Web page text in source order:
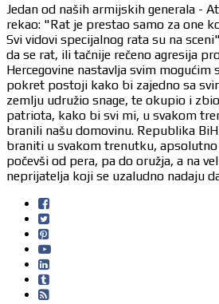
Jedan od naših armijskih generala -
rekao: "Rat je prestao samo za one
Svi vidovi specijalnog rata su na
da se rat, ili tačnije rečeno agresija
Hercegovine nastavlja svim mogućim
pokret postoji kako bi zajedno sa
zemlju udružio snage, te okupio i
patriota, kako bi svi mi, u svakom
branili našu domovinu. Republika
braniti u svakom trenutku,
počevši od pera, pa do oružja, a na
neprijatelja koji se uzaludno nadaju